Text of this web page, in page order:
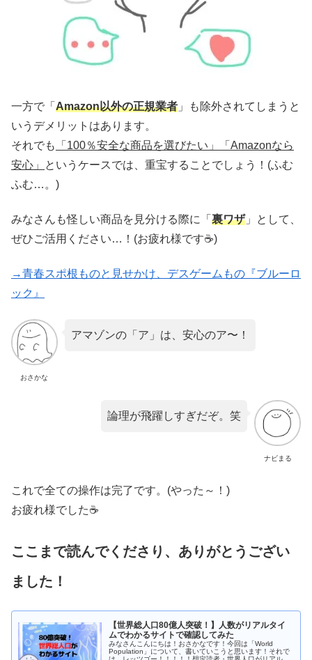
一方で「 Amazon以外の正規業者 」も除外されてしまうと
いうデメリットはあります。
それでも
「100％安全な商品を選びたい」「Amazonなら
安心」
というケースでは、重宝することでしょう！(ふむ
ふむ…。)
みなさんも怪しい商品を見分ける際に「 裏ワザ」として、
ぜひご活用ください…！(お疲れ様です☕)
→青春スポ根ものと見せかけ、デスゲームもの『ブルーロ
ック』
おさかな
アマゾンの「ア」は、安心のア〜！
ナビまる
論理が飛躍しすぎだぞ。笑
これで全ての操作は完了です。(やった～！)
お疲れ様でした☕
ここまで読んでくださり、ありがとうござい
ました！
【世界総人口80億人突破！】人数がリアルタイ
ムでわかるサイトで確認してみた
みなさんこんにちは！おさかなです！今回は「World
Population」について、書いていこうと思います！それで